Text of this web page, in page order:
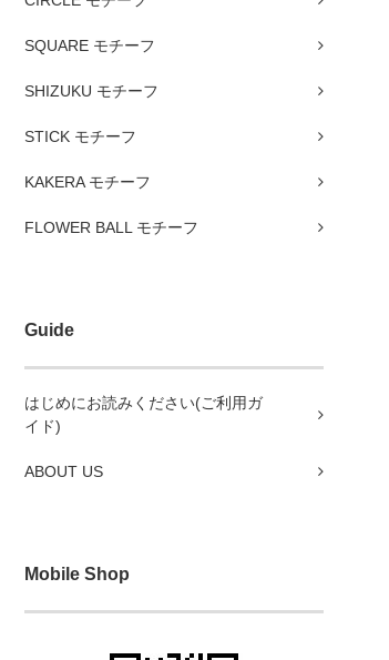
SQUARE モチーフ
SHIZUKU モチーフ
STICK モチーフ
KAKERA モチーフ
FLOWER BALL モチーフ
Guide
はじめにお読みください(ご利用ガ
イド)
ABOUT US
Mobile Shop